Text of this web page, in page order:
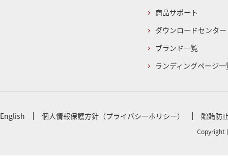
商品サポート
ダウンロードセンター
ブランド一覧
ランディングページ一
English 個人情報保護方針（プライバシーポリシー） 贈賄防
Copyright